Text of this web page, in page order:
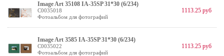
Image Art 35108 IA-35SP 31*30 (6/234)
C0035018
Фотоальбом для фотографий
1113.25 руб
Image Art 3585 IA-35SP 31*30 (6/234)
C0035022
Фотоальбом для фотографий
1113.25 руб